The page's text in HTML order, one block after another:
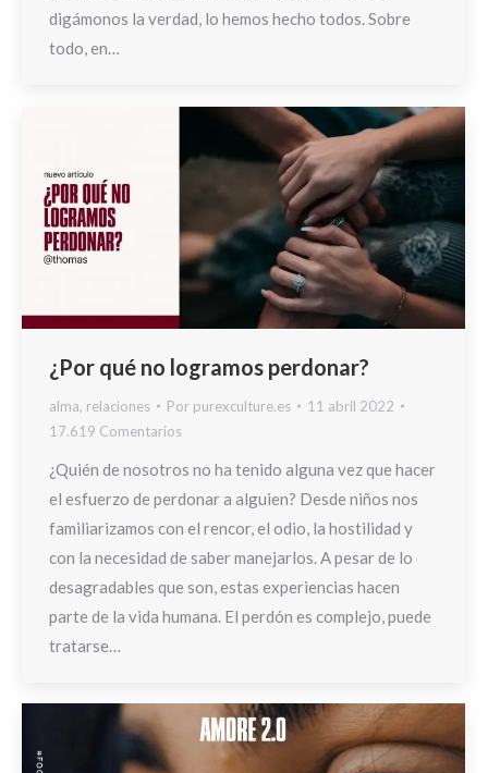
digámonos la verdad, lo hemos hecho todos. Sobre
todo, en…
¿Por qué no logramos perdonar?
alma, relaciones Por purexculture.es
11 abril 2022
17.619 Comentarios
¿Quién de nosotros no ha tenido alguna vez que hacer
el esfuerzo de perdonar a alguien? Desde niños nos
familiarizamos con el rencor, el odio, la hostilidad y
con la necesidad de saber manejarlos. A pesar de lo
desagradables que son, estas experiencias hacen
parte de la vida humana. El perdón es complejo, puede
tratarse…